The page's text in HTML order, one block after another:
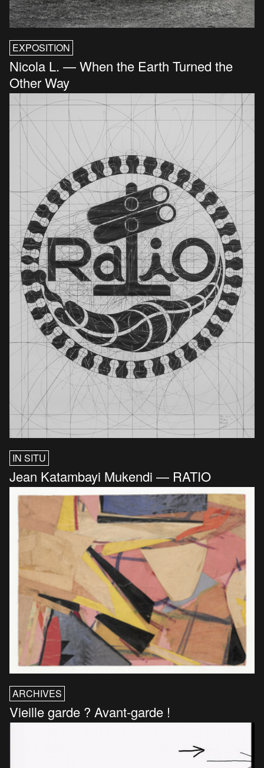
EXPOSITION
Nicola L. — When the Earth Turned the
Other Way
IN SITU
Jean Katambayi Mukendi — RATIO
ARCHIVES
Vieille garde ? Avant-garde !